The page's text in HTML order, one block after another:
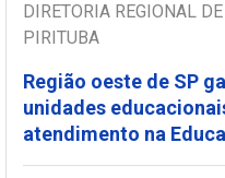
DIRETORIA REGIONAL
PIRITUBA
Região oeste de SP
unidades
atendimento na